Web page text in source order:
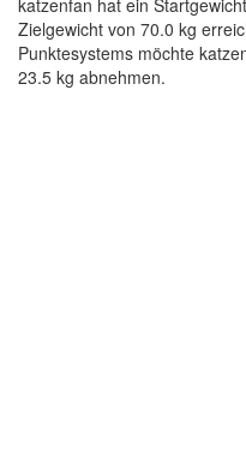
katzenfan hat ein
Zielgewicht von 70.0 kg
Punktesystems möchte
23.5 kg abnehmen.